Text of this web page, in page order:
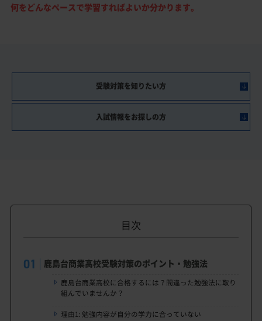
何をどんなペースで学習すればよいか分かります。
受験対策を知りたい方
入試情報をお探しの方
目次
鹿島台商業高校受験対策のポイント・勉強法
鹿島台商業高校に合格するには？間違った勉強法に取り
組んでいませんか？
理由1: 勉強内容が自分の学力に合っていない